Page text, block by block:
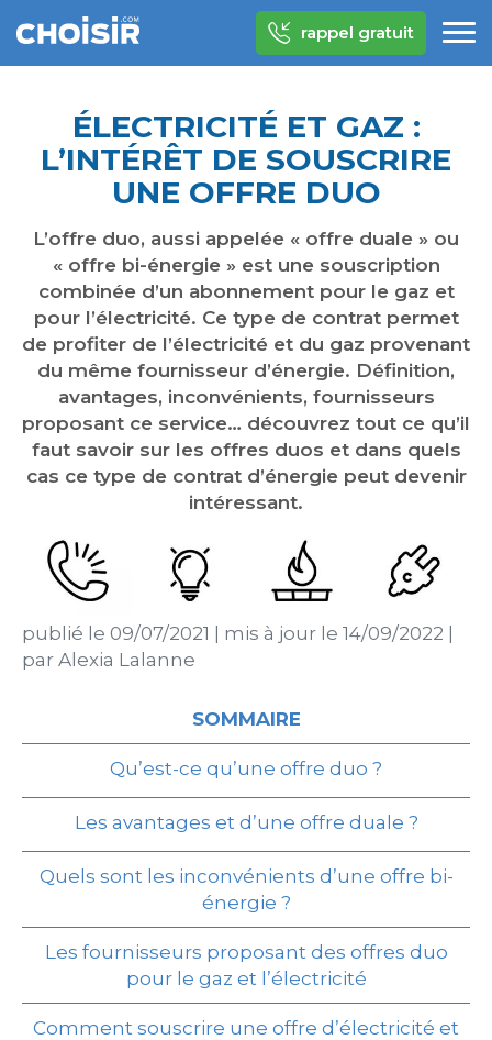
rappel gratuit
ÉLECTRICITÉ ET GAZ :
L’INTÉRÊT DE SOUSCRIRE
UNE OFFRE DUO
L’offre duo, aussi appelée « offre duale » ou
« offre bi-énergie » est une souscription
combinée d’un abonnement pour le gaz et
pour l’électricité. Ce type de contrat permet
de profiter de l’électricité et du gaz provenant
du même fournisseur d’énergie. Définition,
avantages, inconvénients, fournisseurs
proposant ce service… découvrez tout ce qu’il
faut savoir sur les offres duos et dans quels
cas ce type de contrat d’énergie peut devenir
intéressant.
publié le 09/07/2021 mis à jour le 14/09/2022
par Alexia Lalanne
SOMMAIRE
Qu’est-ce qu’une offre duo ?
Les avantages et d’une offre duale ?
Quels sont les inconvénients d’une offre bi-
énergie ?
Les fournisseurs proposant des offres duo
pour le gaz et l’électricité
Comment souscrire une offre d’électricité et